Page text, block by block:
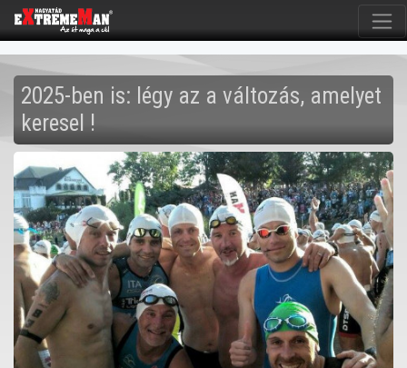
2025-ben is: légy az a változás, amelyet
keresel !